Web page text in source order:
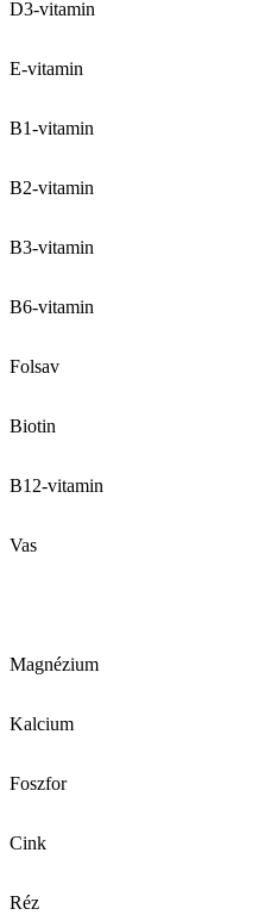
D3-vitamin
E-vitamin
B1-vitamin
B2-vitamin
B3-vitamin
B6-vitamin
Folsav
Biotin
B12-vitamin
Vas
Magnézium
Kalcium
Foszfor
Cink
Réz